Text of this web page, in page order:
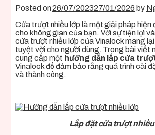
Posted on26/07/202327/01/2026 by
Cửa trượt nhiều lớp là một giải pháp hiện
cho không gian của bạn. Với sự tiện lợi
cửa trượt nhiều lớp của Vinalock mang
tuyệt vời cho người dùng. Trong bài viết
cung cấp một hướng dẫn lắp cửa
Vinalock để đảm bảo rằng quá trình cài
và thành công.
Lắp đặt cửa trượt